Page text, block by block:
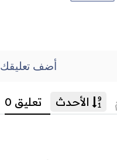
أضف تعليقك